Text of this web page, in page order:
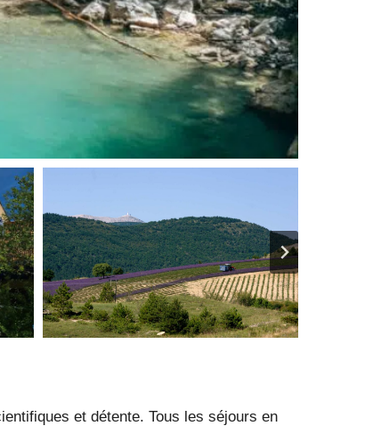
et détente. Tous les séjours en